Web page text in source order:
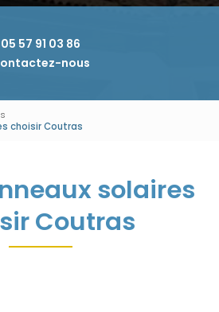
05 57 91 03 86
nous
choisir Coutras
solaires
Coutras